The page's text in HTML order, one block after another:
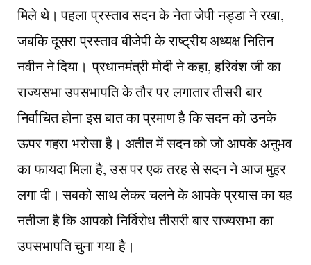
मिले थे। पहला प्रस्ताव सदन के नेता जेपी नड्डा ने रखा,
जबकि दूसरा प्रस्ताव बीजेपी के राष्ट्रीय अध्यक्ष नितिन
नवीन ने दिया। प्रधानमंत्री मोदी ने कहा, हरिवंश जी का
राज्यसभा उपसभापति के तौर पर लगातार तीसरी बार
निर्वाचित होना इस बात का प्रमाण है कि सदन को उनके
ऊपर गहरा भरोसा है। अतीत में सदन को जो आपके अनुभव
का फायदा मिला है, उस पर एक तरह से सदन ने आज मुहर
लगा दी। सबको साथ लेकर चलने के आपके प्रयास का यह
नतीजा है कि आपको निर्विरोध तीसरी बार राज्यसभा का
उपसभापति चुना गया है।